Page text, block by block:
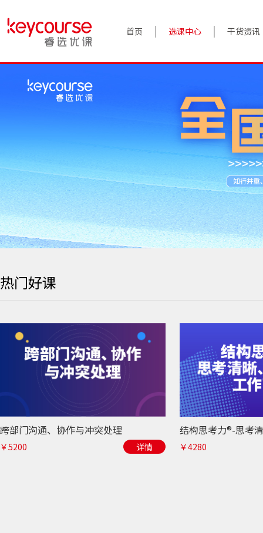
首页 选课中心 干货资讯
政策前沿
答疑精选
睿选视角
热门好课
跨部门沟通、协作与冲突处理
￥5200 详情 ￥4280